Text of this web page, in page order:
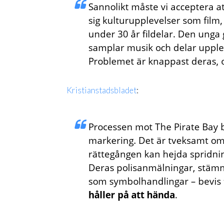
Sannolikt måste vi acceptera
sig kulturupplevelser som
under 30 år fil­delar. Den
samplar musik och delar
Problemet är knappast
Kristianstadsbladet:
Processen mot The Pirate
markering. Det är tveksamt
rättegången kan hejda
Deras polisanmälningar,
som symbolhandlingar –
håller på att hända.